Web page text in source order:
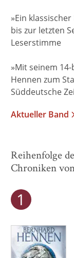
»Ein
bis zur letzten
Leserstimme
»Mit seinem
Hennen zum
Süddeutsche
Aktueller Band
Reihenfolge
Chroniken